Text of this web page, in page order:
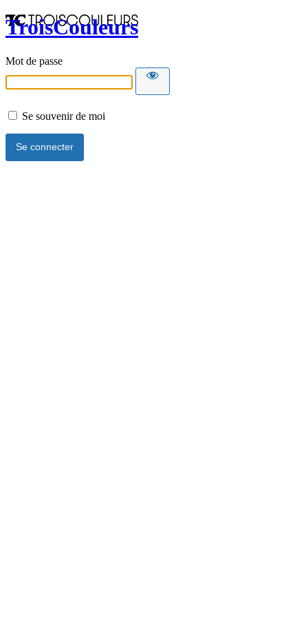
TroisCouleurs
Mot de passe
Se souvenir de moi